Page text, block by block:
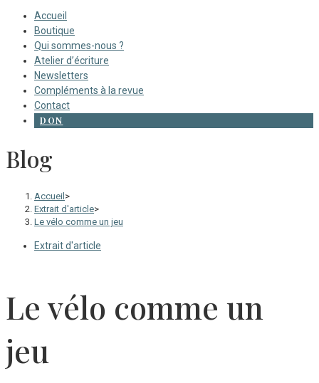
Accueil
Boutique
Qui sommes-nous ?
Atelier d’écriture
Newsletters
Compléments à la revue
Contact
DON
Blog
Accueil >
Extrait d'article>
Le vélo comme un jeu
Extrait d'article
Le vélo comme un
jeu